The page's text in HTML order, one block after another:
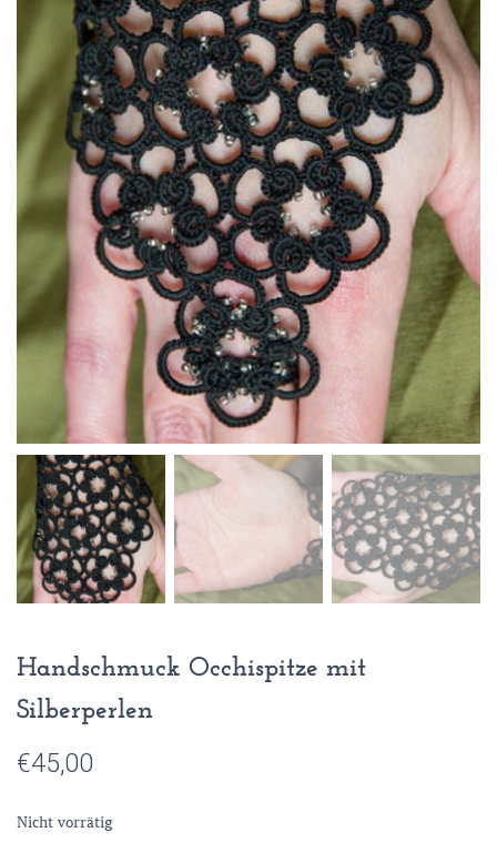
Handschmuck Occhispitze mit
Silberperlen
€45,00
Nicht vorrätig